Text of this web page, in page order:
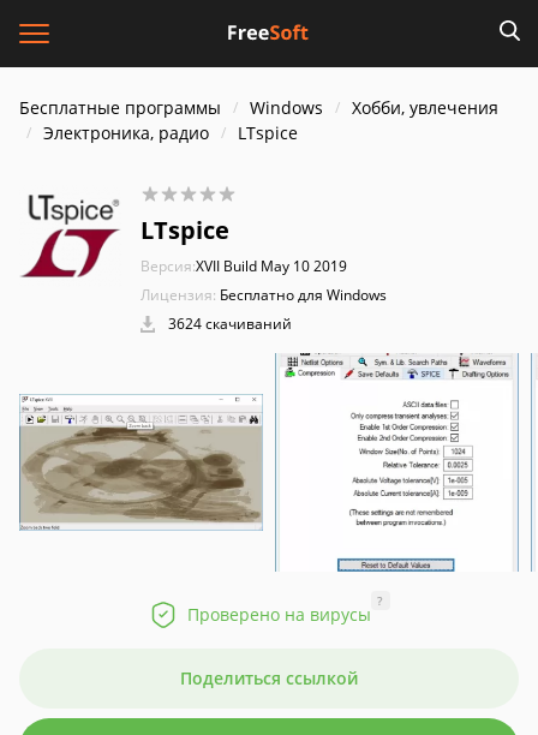
Бесплатные программы Windows
Хобби, увлечения
Электроника, радио
LTspice
LTspice
Версия:XVII Build May 10 2019
Лицензия: Бесплатно для Windows
3624 скачиваний
Проверено на вирусы
?
Поделиться ссылкой